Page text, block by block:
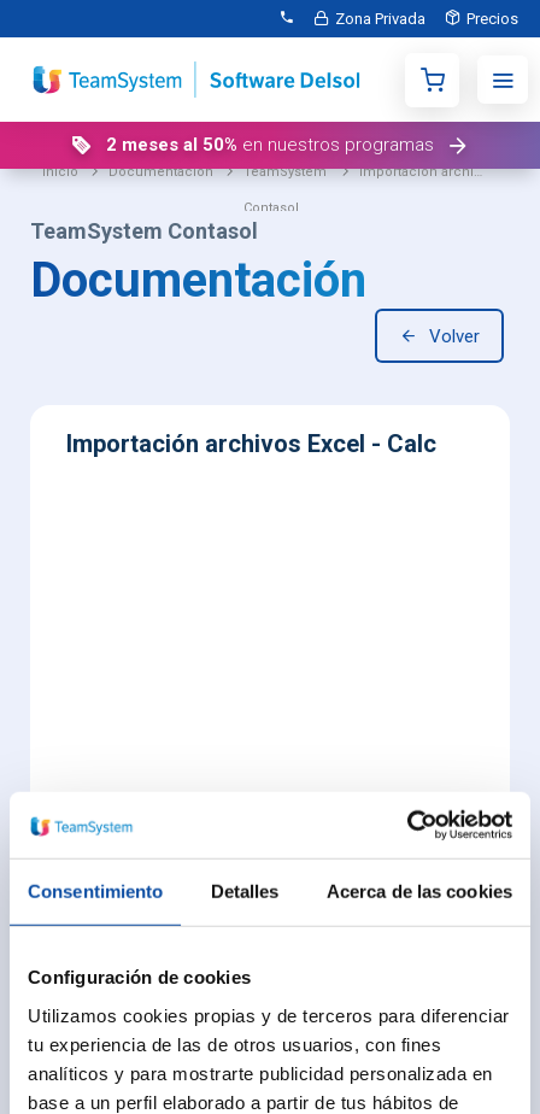
Consentimiento Detalles Acerca de las cookies
Configuración de cookies
Utilizamos cookies propias y de terceros para diferenciar
tu experiencia de las de otros usuarios, con fines
analíticos y para mostrarte publicidad personalizada en
base a un perfil elaborado a partir de tus hábitos de
Zona Privada Precios
2 meses al 50% en nuestros programas
Inicio Documentación TeamSystem
Contasol
Importación archivos Excel - Calc
TeamSystem Contasol
Documentación
Volver
TeamSystem Contasol
TeamSystem Factusol
Importación archivos Excel - Calc